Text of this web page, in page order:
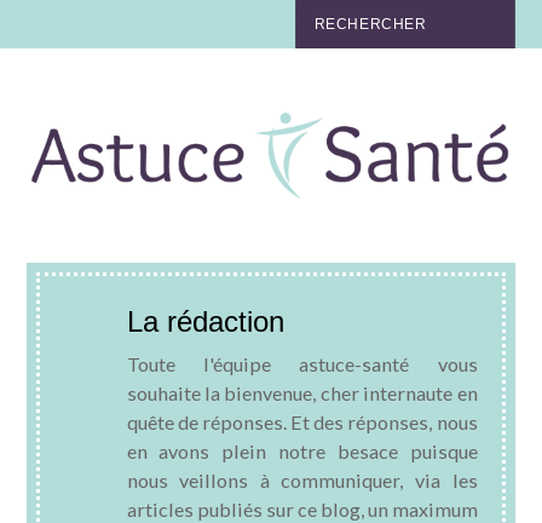
TABAC
MATERNITÉ
NUTRITION
MÉDECINE
MÉDECINE DOUCE
BIEN-ÊTRE
La rédaction
Toute l'équipe astuce-santé vous
souhaite la bienvenue, cher internaute en
quête de réponses. Et des réponses, nous
en avons plein notre besace puisque
nous veillons à communiquer, via les
articles publiés sur ce blog, un maximum